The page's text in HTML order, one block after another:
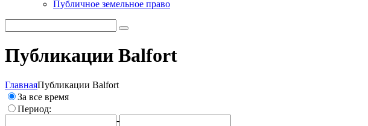
Публичное земельное право
Публикации Balfort
ГлавнаяПубликации Balfort
За все время
Период:
-